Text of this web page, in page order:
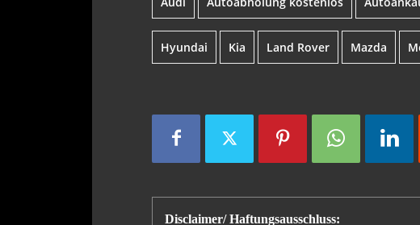
Hyundai Kia Land Rover Mazda
Disclaimer/ Haftungsausschluss: